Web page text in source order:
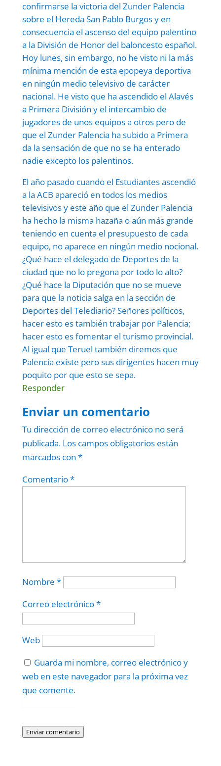
confirmarse la victoria del Zunder Palencia
sobre el Hereda San Pablo Burgos y en
consecuencia el ascenso del equipo palentino
a la División de Honor del baloncesto español.
Hoy lunes, sin embargo, no he visto ni la más
mínima mención de esta epopeya deportiva
en ningún medio televisivo de carácter
nacional. He visto que ha ascendido el Alavés
a Primera División y el intercambio de
jugadores de unos equipos a otros pero de
que el Zunder Palencia ha subido a Primera
da la sensación de que no se ha enterado
nadie excepto los palentinos.
El año pasado cuando el Estudiantes ascendió
a la ACB apareció en todos los medios
televisivos y este año que el Zunder Palencia
ha hecho la misma hazaña o aún más grande
teniendo en cuenta el presupuesto de cada
equipo, no aparece en ningún medio nocional.
¿Qué hace el delegado de Deportes de la
ciudad que no lo pregona por todo lo alto?
¿Qué hace la Diputación que no se mueve
para que la noticia salga en la sección de
Deportes del Telediario? Señores políticos,
hacer esto es también trabajar por Palencia;
hacer esto es fomentar el turismo provincial.
Al igual que Teruel también diremos que
Palencia existe pero sus dirigentes hacen muy
poquito por que esto se sepa.
Responder
Enviar un comentario
Tu dirección de correo electrónico no será
publicada. Los campos obligatorios están
marcados con *
Comentario*
Nombre *
Correo electrónico*
Web
Guarda mi nombre, correo electrónico y
web en este navegador para la próxima vez
que comente.
Enviar comentario